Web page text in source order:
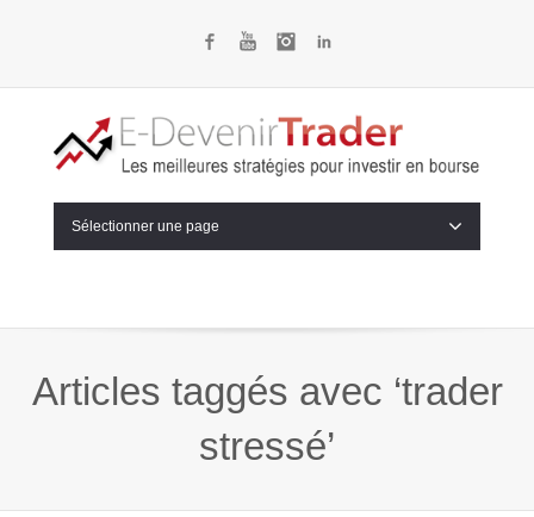
FacebookYouTubeInstagram
Sélectionner une page
Articles taggés avec ‘trader
stressé’